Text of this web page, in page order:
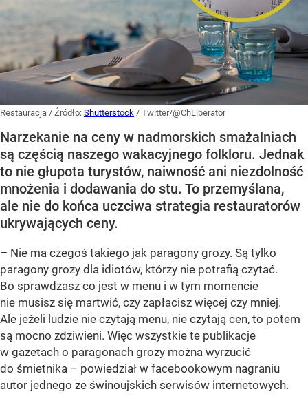
Restauracja / Źródło: Shutterstock / Twitter/@ChLiberator
Narzekanie na ceny w nadmorskich smażalniach
są częścią naszego wakacyjnego folkloru. Jednak
to nie głupota turystów, naiwność ani niezdolność
mnożenia i dodawania do stu. To przemyślana,
ale nie do końca uczciwa strategia restauratorów
ukrywających ceny.
– Nie ma czegoś takiego jak paragony grozy. Są tylko
paragony grozy dla idiotów, którzy nie potrafią czytać.
Bo sprawdzasz co jest w menu i w tym momencie
nie musisz się martwić, czy zapłacisz więcej czy mniej.
Ale jeżeli ludzie nie czytają menu, nie czytają cen, to potem
są mocno zdziwieni. Więc wszystkie te publikacje
w gazetach o paragonach grozy można wyrzucić
do śmietnika – powiedział w facebookowym nagraniu
autor jednego ze świnoujskich serwisów internetowych.